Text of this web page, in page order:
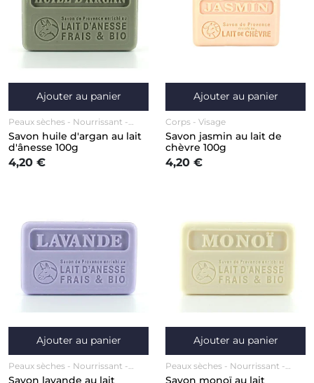
Ajouter au panier
Peaux sèches
Nourrissant
Anti-âge / Anti-rides
Corps
Visage
Savon huile d'argan au lait
d'ânesse 100g
4,20 €
Ajouter au panier
Corps Visage
Savon jasmin au lait de
chèvre 100g
4,20 €
Ajouter au panier
Peaux sèches
Nourrissant
Anti-âge / Anti-rides
Corps
Savon lavande au lait
Ajouter au panier
Peaux sèches
Nourrissant
Anti-âge / Anti-rides
Corps
Savon monoï au lait